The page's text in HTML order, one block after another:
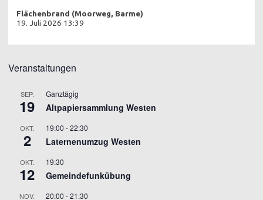
Flächenbrand (Moorweg, Barme)
19. Juli 2026 13:39
Veranstaltungen
SEP.
19
Ganztägig
Altpapiersammlung Westen
OKT.
2
19:00 -22:30
Laternenumzug Westen
OKT.
12
19:30
Gemeindefunkübung
NOV. 20:00 -21:30